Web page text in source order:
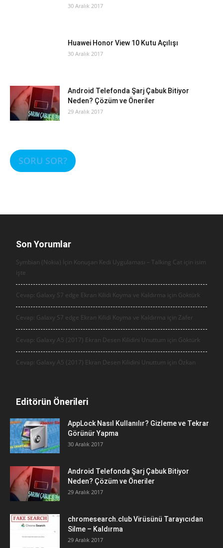
30 Aralık 2017
Huawei Honor View 10 Kutu Açılışı
30 Aralık 2017
Android Telefonda Şarj Çabuk Bitiyor
Neden? Çözüm ve Öneriler
29 Aralık 2017
SORU SOR?
Son Yorumlar
Symbian (Nokia) İçin Konuşan Kedi Uygulaması – Talking Cat için isim
işte
Cevap: Galaxy S7 edge Ekran Kilidi Koyma ve Kaldırma için Göktürk
Cevap: Galaxy S7 edge Ekran Kilidi Koyma ve Kaldırma için Zafer
Cevap: Galaxy A5 (2017) Ekran Desen Kilidini Unuttum için Göktürk
Cevap: Galaxy A5 (2017) Ekran Desen Kilidini Unuttum için Özkan
Editörün Önerileri
AppLock Nasıl Kullanılır? Gizleme ve Tekrar
Görünür Yapma
30 Aralık 2017
Android Telefonda Şarj Çabuk Bitiyor
Neden? Çözüm ve Öneriler
29 Aralık 2017
chromesearch.club Virüsünü Tarayıcıdan
Silme – Kaldırma
29 Aralık 2017